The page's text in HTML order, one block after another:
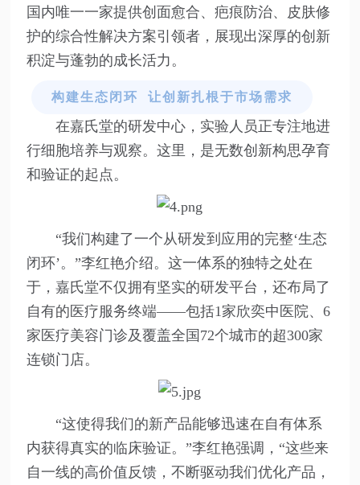
国内唯一一家提供创面愈合、疤痕防治、皮肤修
护的综合性解决方案引领者，展现出深厚的创新
积淀与蓬勃的成长活力。
构建生态闭环 让创新扎根于市场需求
在嘉氏堂的研发中心，实验人员正专注地进
行细胞培养与观察。这里，是无数创新构思孕育
和验证的起点。
“我们构建了一个从研发到应用的完整‘生态
闭环’。”李红艳介绍。这一体系的独特之处在
于，嘉氏堂不仅拥有坚实的研发平台，还布局了
自有的医疗服务终端——包括1家欣奕中医院、6
家医疗美容门诊及覆盖全国72个城市的超300家
连锁门店。
“这使得我们的新产品能够迅速在自有体系
内获得真实的临床验证。”李红艳强调，“这些来
自一线的高价值反馈，不断驱动我们优化产品，